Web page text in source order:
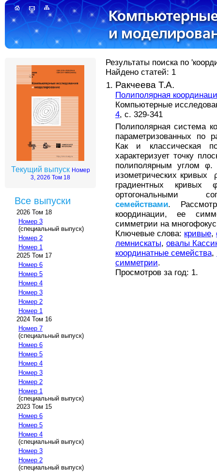
Текущий выпуск Номер
3, 2026 Том 18
Все выпуски
2026 Том 18
Номер 3
(специальный выпуск)
Номер 2
Номер 1
2025 Том 17
Номер 6
Номер 5
Номер 4
Номер 3
Номер 2
Номер 1
2024 Том 16
Номер 7
(специальный выпуск)
Номер 6
Номер 5
Номер 4
Номер 3
Номер 2
Номер 1
(специальный выпуск)
2023 Том 15
Номер 6
Номер 5
Номер 4
(специальный выпуск)
Номер 3
Номер 2
(специальный выпуск)
Результаты поиска по
Найдено статей: 1
Ракчеева Т.А.
Полиполярная
Компьютерные
4, с. 329-341
Полиполярная система
параметризованных по
Как и классическая
характеризует точку
полиполярным углом
изометрических
градиентных
ортогональными
семействами.
координации, ее
симметрии на
Ключевые слова: кривые,
лемнискаты, овалы
координатные семейства,
симметрии.
Просмотров за год: 1.